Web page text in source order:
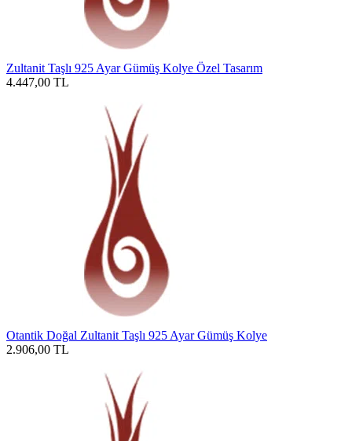
Zultanit Taşlı 925 Ayar Gümüş Kolye Özel Tasarım
4.447,00 TL
Otantik Doğal Zultanit Taşlı 925 Ayar Gümüş Kolye
2.906,00 TL